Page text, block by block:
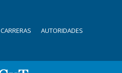
CARRERAS AUTORIDADES